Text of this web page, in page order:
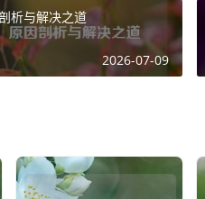
析与解决之道
2026-07-09